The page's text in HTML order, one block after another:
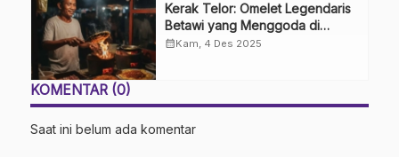
Kerak Telor: Omelet Legendaris
Betawi yang Menggoda di
Tengah Modernitas
calendar_monthKam, 4 Des 2025
KOMENTAR (0)
Saat ini belum ada komentar